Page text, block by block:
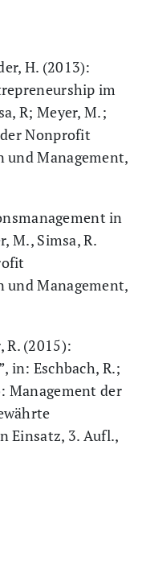
H. (2013):
im
R; Meyer, M.;
Nonprofit
und Management,
in
M., Simsa, R.
und Management,
R. (2015):
in: Eschbach, R.;
Management der
Einsatz, 3. Aufl.,